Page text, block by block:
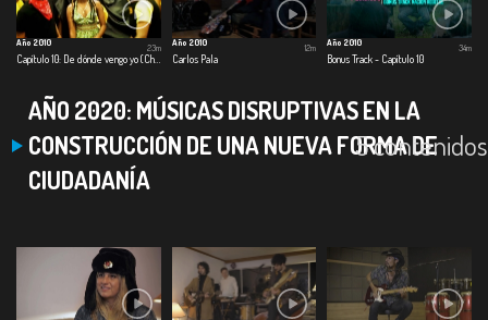
Año 2010
23m
Año 2010
Carlos Pala
12m
Año 2010
Bonus Track - Capítulo 10
34m
AÑO 2020: MÚSICAS DISRUPTIVAS EN LA
CONSTRUCCIÓN DE UNA NUEVA FORMA DE
CIUDADANÍA
5 contenidos